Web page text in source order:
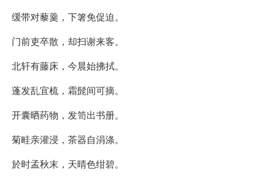
缓带对藜羹，下箸免促迫。
门前吏卒散，却扫谢来客。
北轩有藤床，今晨始拂拭。
蓬发乱宜梳，霜髭间可摘。
开囊晒药物，发笥出书册。
菊畦亲灌浸，茶器自涓涤。
於时孟秋末，天晴色绀碧。